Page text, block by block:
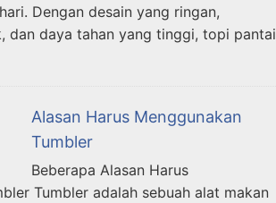
Dengan desain yang ringan,
dan daya tahan yang tinggi, topi pantai
Alasan Harus Menggunakan
Tumbler
Beberapa Alasan Harus
Tumbler adalah sebuah alat makan